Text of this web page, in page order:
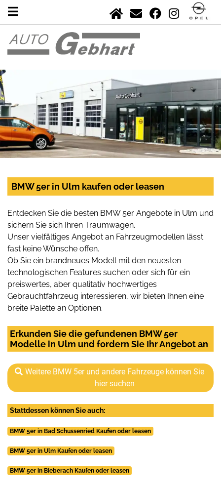
BMW 5er in Ulm kaufen oder leasen
Entdecken Sie die besten BMW 5er Angebote in Ulm und
sichern Sie sich Ihren Traumwagen.
Unser vielfältiges Angebot an Fahrzeugmodellen lässt
fast keine Wünsche offen.
Ob Sie ein brandneues Modell mit den neuesten
technologischen Features suchen oder sich für ein
preiswertes, aber qualitativ hochwertiges
Gebrauchtfahrzeug interessieren, wir bieten Ihnen eine
breite Palette an Optionen.
Erkunden Sie die gefundenen BMW 5er
Modelle in Ulm und fordern Sie Ihr Angebot an
Weitere BMW 5er und andere Fahrzeuge können Sie
hier suchen
Stattdessen können Sie auch:
BMW 5er in Bad Schussenried Kaufen oder leasen
BMW 5er in Ulm Kaufen oder leasen
BMW 5er in Bieberach Kaufen oder leasen